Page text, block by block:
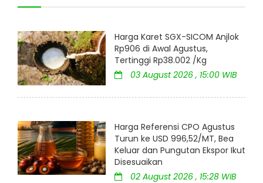
Harga Karet SGX-SICOM Anjlok
Rp906 di Awal Agustus,
Tertinggi Rp38.002 /Kg
03 August 2026 , 15:00 WIB
Harga Referensi CPO Agustus
Turun ke USD 996,52/MT, Bea
Keluar dan Pungutan Ekspor Ikut
Disesuaikan
02 August 2026 , 15:28 WIB